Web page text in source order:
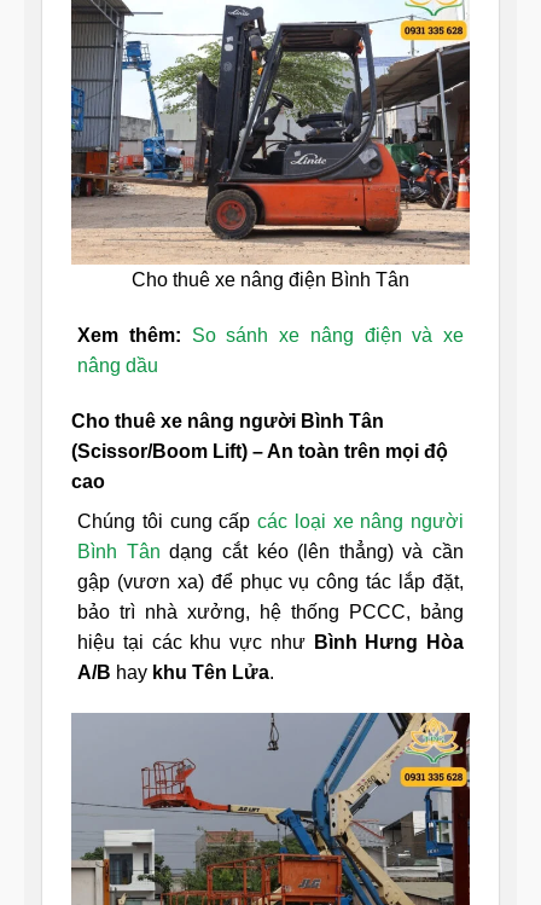
Cho thuê xe nâng điện Bình Tân
Xem thêm:
So sánh xe nâng điện và xe
nâng dầu
Cho thuê xe nâng người Bình Tân
(Scissor/Boom Lift) – An toàn trên mọi độ
cao
Chúng tôi cung cấp các loại xe nâng người
Bình Tân dạng cắt kéo (lên thẳng) và cần
gập (vươn xa) để phục vụ công tác lắp đặt,
bảo trì nhà xưởng, hệ thống PCCC, bảng
hiệu tại các khu vực như Bình Hưng Hòa
A/B hay khu Tên Lửa.